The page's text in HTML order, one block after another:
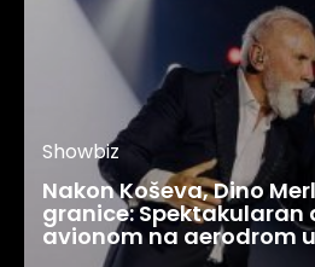
Showbiz
Nakon Koševa, Dino
granice: Spektakularan
avionom na aerodrom